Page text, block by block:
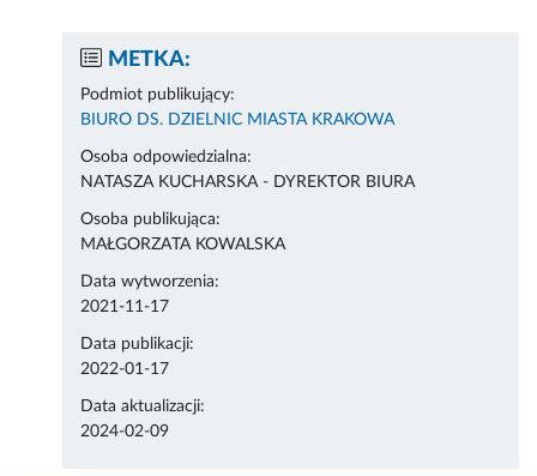
METKA:
Podmiot publikujący:
BIURO DS. DZIELNIC MIASTA KRAKOWA
Osoba odpowiedzialna:
NATASZA KUCHARSKA - DYREKTOR BIURA
Osoba publikująca:
MAŁGORZATA KOWALSKA
Data wytworzenia:
2021-11-17
Data publikacji:
2022-01-17
Data aktualizacji:
2024-02-09